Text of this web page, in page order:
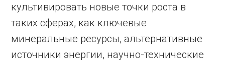
культивировать новые точки роста в
таких сферах, как ключевые
минеральные ресурсы, альтернативные
источники энергии, научно-технические